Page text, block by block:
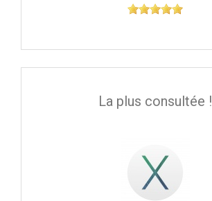
La plus consultée !